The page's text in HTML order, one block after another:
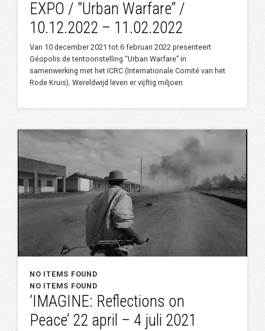
EXPO / “Urban Warfare” /
10.12.2022 – 11.02.2022
Van 10 december 2021 tot 6 februari 2022 presenteert
Géopolis de tentoonstelling “Urban Warfare” in
samenwerking met het ICRC (Internationale Comité van het
Rode Kruis). Wereldwijd leven er vijftig miljoen
NO ITEMS FOUND
NO ITEMS FOUND
‘IMAGINE: Reflections on
Peace’ 22 april – 4 juli 2021